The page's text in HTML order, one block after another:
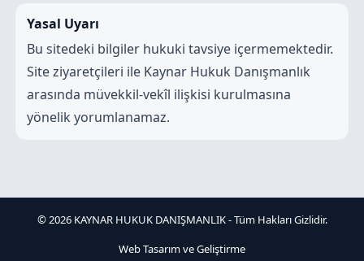
Yasal Uyarı
Bu sitedeki bilgiler hukuki tavsiye içermemektedir.
Site ziyaretçileri ile Kaynar Hukuk Danışmanlık
arasında müvekkil-vekîl ilişkisi kurulmasına
yönelik yorumlanamaz.
© 2026 KAYNAR HUKUK DANIŞMANLIK - Tüm Hakları Gizlidir.
Web Tasarım ve Geliştirme